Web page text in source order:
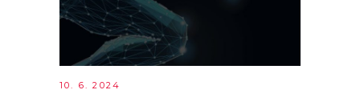
10. 6. 2024